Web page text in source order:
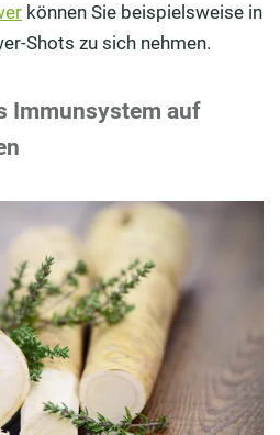
können Sie beispielsweise in
Shots zu sich nehmen.
Immunsystem auf